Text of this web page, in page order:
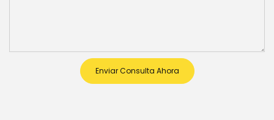
Enviar Consulta Ahora